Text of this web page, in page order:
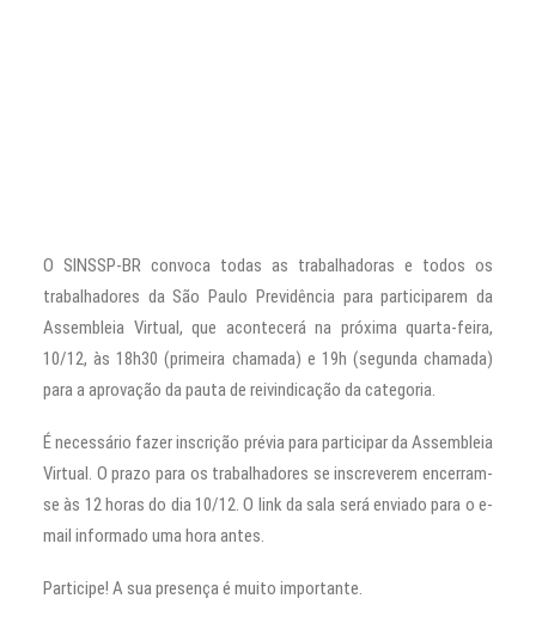
O SINSSP-BR convoca todas as trabalhadoras e todos os
trabalhadores da São Paulo Previdência para participarem da
Assembleia Virtual, que acontecerá na próxima quarta-feira,
10/12, às 18h30 (primeira chamada) e 19h (segunda chamada)
para a aprovação da pauta de reivindicação da categoria.
É necessário fazer inscrição prévia para participar da Assembleia
Virtual. O prazo para os trabalhadores se inscreverem encerram-
se às 12 horas do dia 10/12. O link da sala será enviado para o e-
mail informado uma hora antes.
Participe! A sua presença é muito importante.